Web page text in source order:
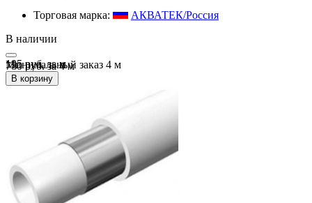
Торговая марка:
АКВАТЕК/Россия
В наличии
195 руб.зам
780 руб. за 4 м
Минимальный заказ 4 м
В корзину